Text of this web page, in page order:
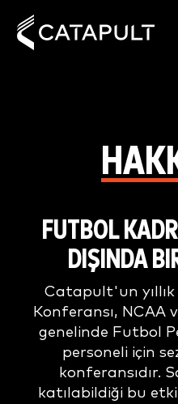
FUTBOL
DIŞINDA
Catapult'un yıllık
Konferansı, NCAA
genelinde Futbol
personeli için
konferansıdır.
katılabildiği bu